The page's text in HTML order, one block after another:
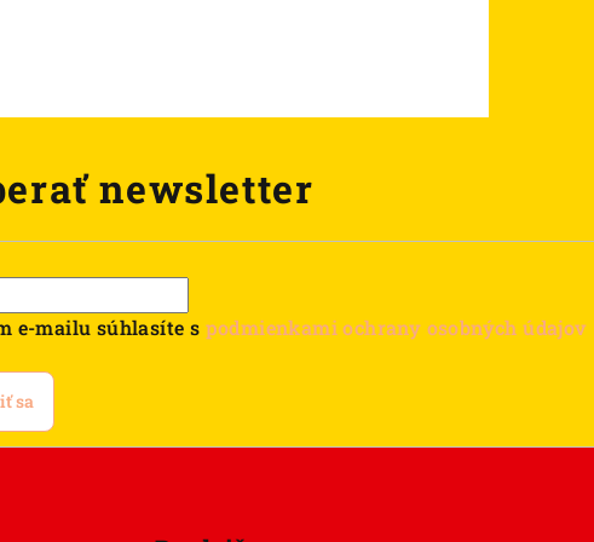
newsletter
e-mailu súhlasíte s podmienkami ochrany osobných údajov
sa